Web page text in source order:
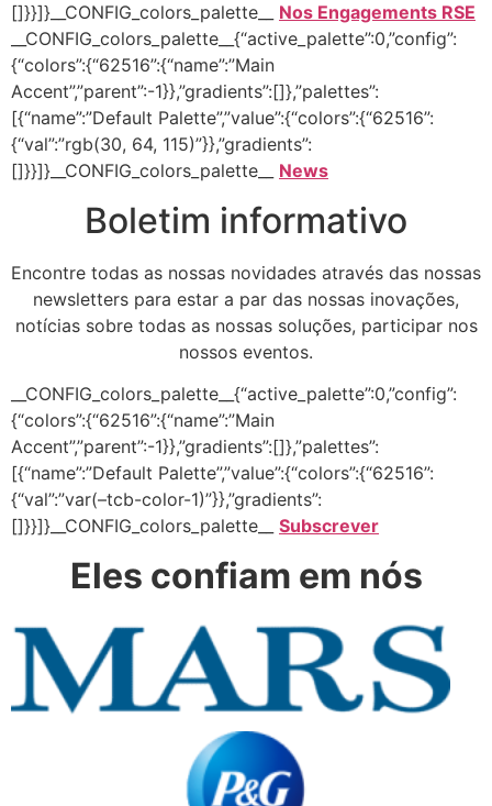
[]}}]}__CONFIG_colors_palette__ Nos Engagements RSE
__CONFIG_colors_palette__{“active_palette”:0,”config”:
{“colors”:{“62516”:{“name”:”Main
Accent”,”parent”:-1}},”gradients”:[]},”palettes”:
[{“name”:”Default Palette”,”value”:{“colors”:{“62516”:
{“val”:”rgb(30, 64, 115)”}},”gradients”:
[]}}]}__CONFIG_colors_palette__ News
Boletim informativo
Encontre todas as nossas novidades através das nossas
newsletters para estar a par das nossas inovações,
notícias sobre todas as nossas soluções, participar nos
nossos eventos.
__CONFIG_colors_palette__{“active_palette”:0,”config”:
{“colors”:{“62516”:{“name”:”Main
Accent”,”parent”:-1}},”gradients”:[]},”palettes”:
[{“name”:”Default Palette”,”value”:{“colors”:{“62516”:
{“val”:”var(–tcb-color-1)”}},”gradients”:
[]}}]}__CONFIG_colors_palette__ Subscrever
Eles confiam em nós